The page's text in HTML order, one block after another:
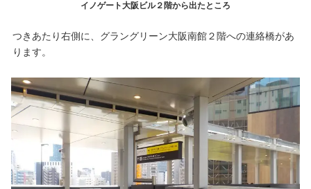
イノゲート大阪ビル２階から出たところ
つきあたり右側に、グラングリーン大阪南館２階への連絡橋があ
ります。